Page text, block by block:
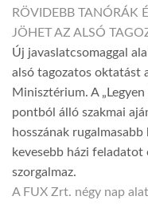
RÖVIDEBB TANÓRÁK
JÖHET AZ ALSÓ
Új javaslatcsomaggal
alsó tagozatos oktatást
Minisztérium. A
pontból álló szakmai
hosszának
kevesebb házi
szorgalmaz.
A FUX Zrt. négy nap